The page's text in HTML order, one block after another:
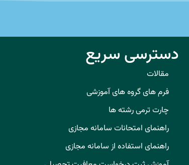
دسترسی سریع
مقالات
فرم های گروه های آموزشی
چارت ترمی رشته ها
راهنمای امتحانات سامانه مجازی
راهنمای استفاده از سامانه مجازی